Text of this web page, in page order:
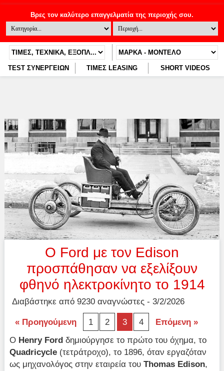
TEST ΣΥΝΕΡΓΕΙΩΝ ΤΙΜΕΣ LEASING SHORT VIDEOS
Ο Ford με τον Edison
προσπάθησαν να εξελίξουν
φθηνό ηλεκτροκίνητο το 1914
Διαβάστηκε από 9230 αναγνώστες - 3/2/2026
« Προηγούμενη 1 2 3 4
Επόμενη »
Ο Henry Ford δημιούργησε το πρώτο του όχημα, το
Quadricycle (τετράτροχο), το 1896, όταν εργαζόταν
ως μηχανολόγος στην εταιρεία τουThomas Edison,